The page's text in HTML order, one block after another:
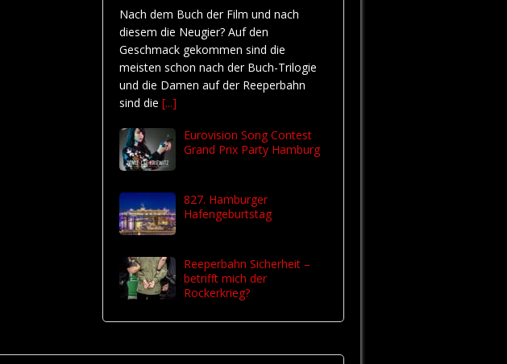
Nach dem Buch der Film und nach
diesem die Neugier? Auf den
Geschmack gekommen sind die
meisten schon nach der Buch-Trilogie
und die Damen auf der Reeperbahn
sind die [...]
Eurovision Song Contest
Grand Prix Party Hamburg
827. Hamburger
Hafengeburtstag
Reeperbahn Sicherheit –
betrifft mich der
Rockerkrieg?